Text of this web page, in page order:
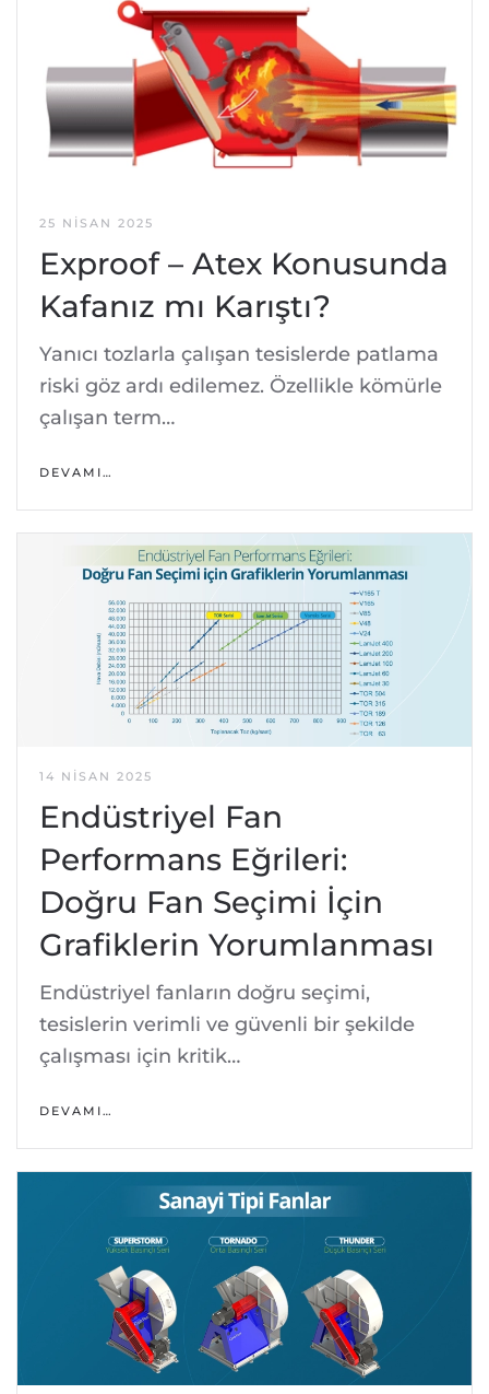
25 NISAN 2025
Exproof – Atex Konusunda
Kafanız mı Karıştı?
Yanıcı tozlarla çalışan tesislerde patlama
riski göz ardı edilemez. Özellikle kömürle
çalışan term…
DEVAMI…
14 NISAN 2025
Endüstriyel Fan
Performans Eğrileri:
Doğru Fan Seçimi İçin
Grafiklerin Yorumlanması
Endüstriyel fanların doğru seçimi,
tesislerin verimli ve güvenli bir şekilde
çalışması için kritik…
DEVAMI…